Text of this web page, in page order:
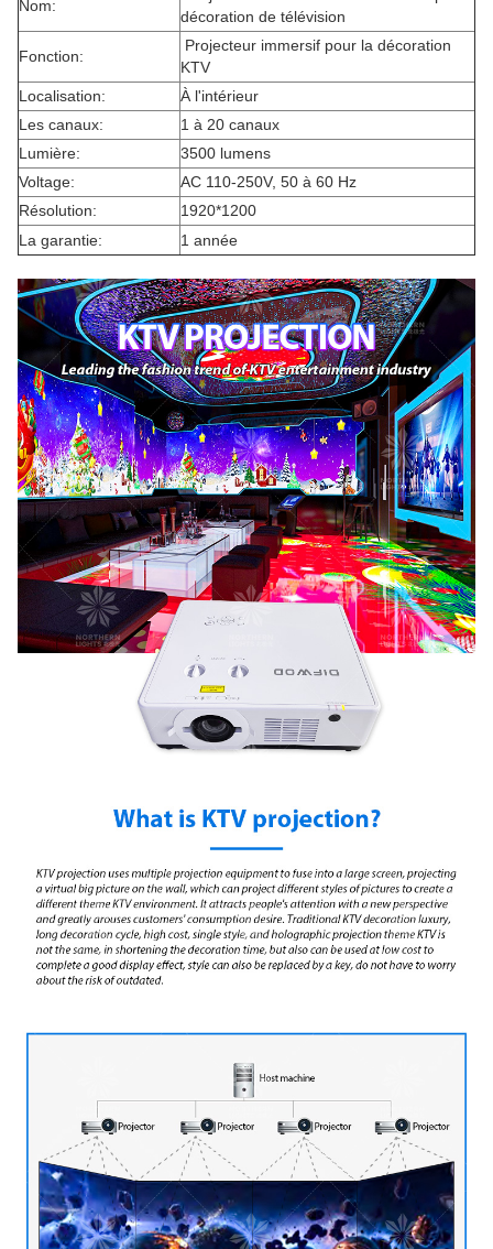
Nom:
décoration de télévision
Fonction:
Projecteur immersif pour la décoration
KTV
Localisation:
À l'intérieur
Les canaux:
1 à 20 canaux
Lumière:
3500 lumens
Voltage:
AC 110-250V, 50 à 60 Hz
Résolution:
1920*1200
La garantie:
1 année